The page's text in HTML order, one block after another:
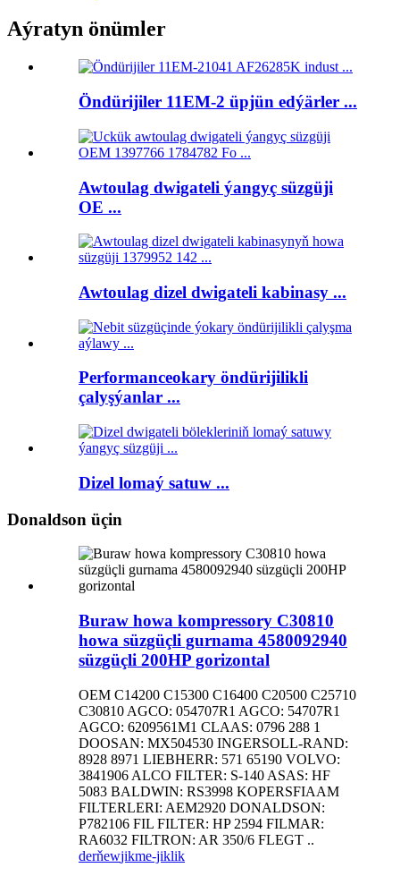
Aýratyn önümler
Öndürijiler 11EM-2 üpjün edýärler ...
Awtoulag dwigateli ýangyç süzgüji
OE ...
Awtoulag dizel dwigateli kabinasy ...
Performanceokary öndürijilikli
çalyşýanlar ...
Dizel lomaý satuw ...
Donaldson üçin
Buraw howa kompressory C30810
howa süzgüçli gurnama 4580092940
süzgüçli 200HP gorizontal
OEM C14200 C15300 C16400 C20500 C25710
C30810 AGCO: 054707R1 AGCO: 54707R1
AGCO: 6209561M1 CLAAS: 0796 288 1
DOOSAN: MX504530 INGERSOLL-RAND:
8928 8971 LIEBHERR: 571 65190 VOLVO:
3841906 ALCO FILTER: S-140 ASAS: HF
5083 BALDWIN: RS3998 KOPERSFIAAM
FILTERLERI: AEM2920 DONALDSON:
P782106 FIL FILTER: HP 2594 FILMAR:
RA6032 FILTRON: AR 350/6 FLEGT ..
derňewjikme-jiklik